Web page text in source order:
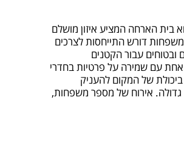
בית הארחה המציע איזון מושלם
משפחות דורש התייחסות לצרכים
עבור הקטנים
עם שמירה על פרטיות בחדרי
של המקום להעניק
גדולה. אירוח של מספר משפחות,